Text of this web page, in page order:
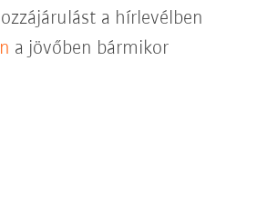
a hírlevélben
a jövőben bármikor